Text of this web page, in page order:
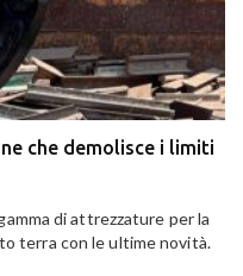
che demolisce i limiti
di attrezzature per la
terra con le ultime novità.